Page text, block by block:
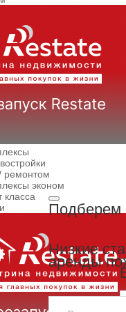
ремонтом
эконом
Подберем
Низкие
аренды